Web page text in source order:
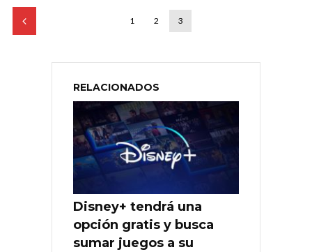
1 2 3
RELACIONADOS
Disney+ tendrá una
opción gratis y busca
sumar juegos a su